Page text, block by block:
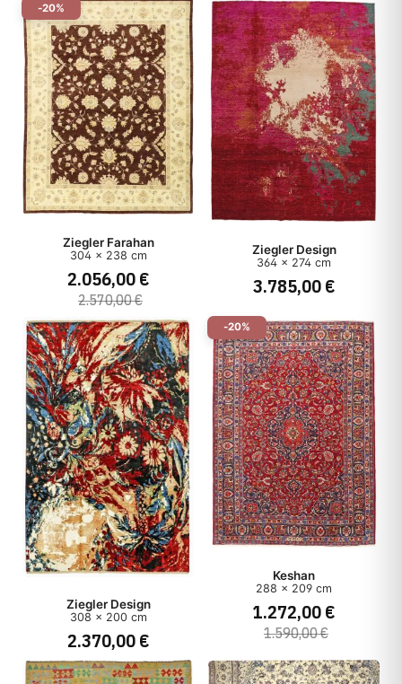
-20%
Ziegler Farahan
304 x 238 cm
2.056,00 €
2.570,00 €
Ziegler Design
364 x 274 cm
3.785,00 €
Ziegler Design
308 x 200 cm
2.370,00 €
-20%
Keshan
288 x 209 cm
1.272,00 €
1.590,00 €